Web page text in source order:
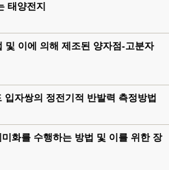
태양전지
및 이에 의해 제조된 양자점-고분자
자쌍의 정전기적 반발력 측정방법
화를 수행하는 방법 및 이를 위한 장